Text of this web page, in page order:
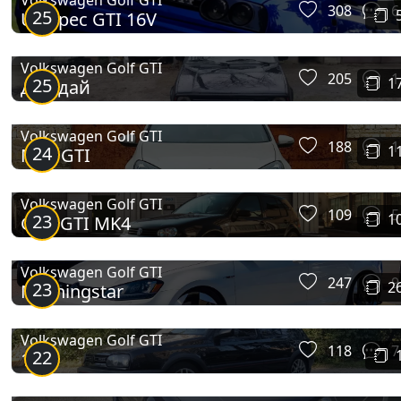
Golf Mk7 GTI
Golf Mk8 GTI
25
US-spec GTI 16V 308 6
25
Volkswagen Golf GTI
Джидай 205 1
24
Volkswagen Golf GTI
Mk6 GTI 188 1
23
Volkswagen Golf GTI
Golf GTI MK4 109 5
23
Volkswagen Golf GTI
Morningstar 247 9
22
Volkswagen Golf GTI
16V 118 7